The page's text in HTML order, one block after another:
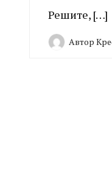
Решите, […]
Автор